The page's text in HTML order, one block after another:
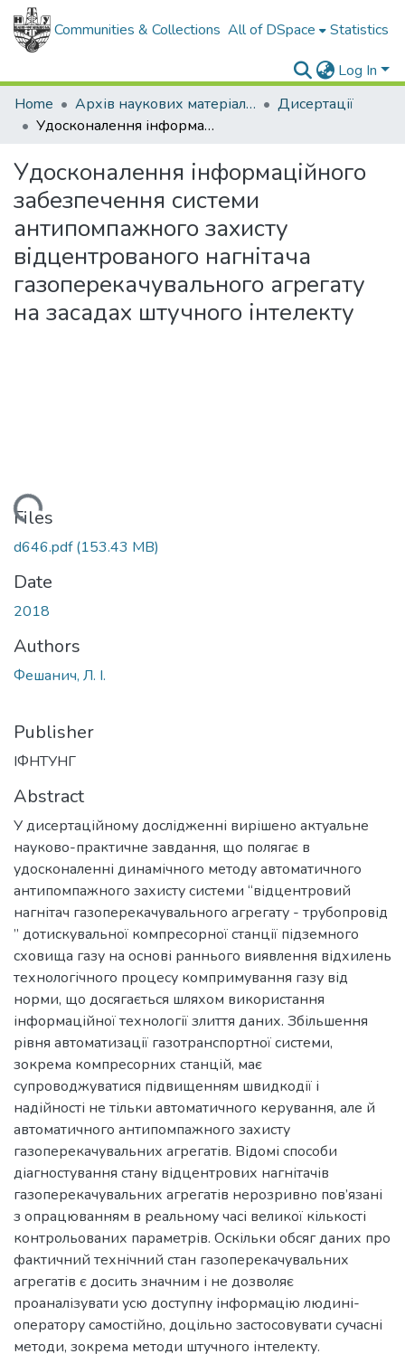
Communities & Collections All of DSpace Statistics
Log In
Home
Архів наукових матеріалів
Дисертації
Удосконалення інформаційного забезпечення системи антипомпажного захисту відцентрованого нагнітача газоперекачувального агрегату на засадах штучного інтелекту
Удосконалення інформаційного
забезпечення системи
антипомпажного захисту
відцентрованого нагнітача
газоперекачувального агрегату
на засадах штучного інтелекту
Loading...
Files
d646.pdf(153.43 MB)
Date
2018
Authors
Фешанич, Л. І.
Publisher
ІФНТУНГ
Abstract
У дисертаційному дослідженні вирішено актуальне
науково-практичне завдання, що полягає в
удосконаленні динамічного методу автоматичного
антипомпажного захисту системи “відцентровий
нагнітач газоперекачувального агрегату - трубопровід
” дотискувальної компресорної станції підземного
сховища газу на основі раннього виявлення відхилень
технологічного процесу компримування газу від
норми, що досягається шляхом використання
інформаційної технології злиття даних. Збільшення
рівня автоматизації газотранспортної системи,
зокрема компресорних станцій, має
супроводжуватися підвищенням швидкодії і
надійності не тільки автоматичного керування, але й
автоматичного антипомпажного захисту
газоперекачувальних агрегатів. Відомі способи
діагностування стану відцентрових нагнітачів
газоперекачувальних агрегатів нерозривно пов’язані
з опрацюванням в реальному часі великої кількості
контрольованих параметрів. Оскільки обсяг даних про
фактичний технічний стан газоперекачувальних
агрегатів є досить значним і не дозволяє
проаналізувати усю доступну інформацію людині-
оператору самостійно, доцільно застосовувати сучасні
методи, зокрема методи штучного інтелекту.